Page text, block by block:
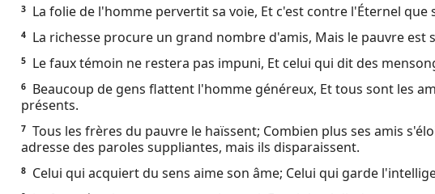
About
Download
L.O.A
Ebook
3 La folie de l'homme pervertit sa voie, Et c'est contre l'Éternel que
4 La richesse procure un grand nombre d'amis, Mais le pauvre est
5 Le faux témoin ne restera pas impuni, Et celui qui dit des
6
Beaucoup de gens flattent l'homme généreux, Et tous sont les
présents.
7 Tous les frères du pauvre le haïssent; Combien plus ses amis
adresse des paroles suppliantes, mais ils disparaissent.
8 Celui qui acquiert du sens aime son âme; Celui qui garde